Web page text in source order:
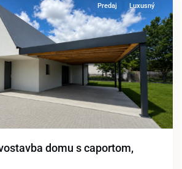
Predaj Luxusný
domu s caportom,